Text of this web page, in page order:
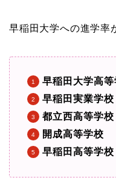
早稲田大学への進学率
早稲田大学高
早稲田実業学校
都立西高等学校
開成高等学校
早稲田高等学校